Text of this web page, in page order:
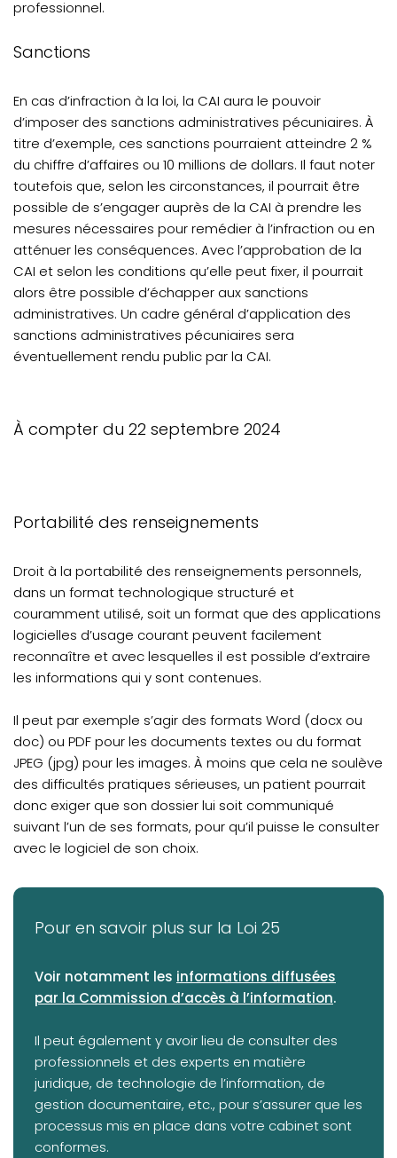
professionnel.
Sanctions
En cas d’infraction à la loi, la CAI aura le pouvoir
d’imposer des sanctions administratives pécuniaires. À
titre d’exemple, ces sanctions pourraient atteindre 2 %
du chiffre d’affaires ou 10 millions de dollars. Il faut noter
toutefois que, selon les circonstances, il pourrait être
possible de s’engager auprès de la CAI à prendre les
mesures nécessaires pour remédier à l’infraction ou en
atténuer les conséquences. Avec l’approbation de la
CAI et selon les conditions qu’elle peut fixer, il pourrait
alors être possible d’échapper aux sanctions
administratives. Un cadre général d’application des
sanctions administratives pécuniaires sera
éventuellement rendu public par la CAI.
À compter du 22 septembre 2024
Portabilité des renseignements
Droit à la portabilité des renseignements personnels,
dans un format technologique structuré et
couramment utilisé, soit un format que des applications
logicielles d’usage courant peuvent facilement
reconnaître et avec lesquelles il est possible d’extraire
les informations qui y sont contenues.
Il peut par exemple s’agir des formats Word (docx ou
doc) ou PDF pour les documents textes ou du format
JPEG (jpg) pour les images. À moins que cela ne soulève
des difficultés pratiques sérieuses, un patient pourrait
donc exiger que son dossier lui soit communiqué
suivant l’un de ses formats, pour qu’il puisse le consulter
avec le logiciel de son choix.
Pour en savoir plus sur la Loi 25
Voir notamment les (opens in a new tab)
informations diffusées
par la Commission d’accès à l’information.
Il peut également y avoir lieu de consulter des
professionnels et des experts en matière
juridique, de technologie de l’information, de
gestion documentaire, etc., pour s’assurer que les
processus mis en place dans votre cabinet sont
conformes.